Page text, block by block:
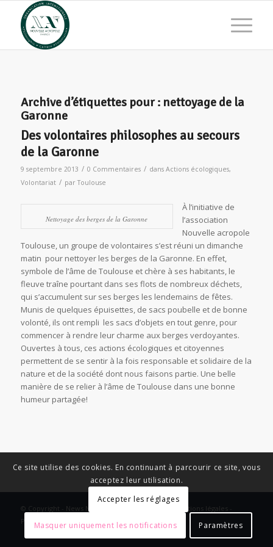
Archive d’étiquettes pour : nettoyage de la
Garonne
Des volontaires philosophes au secours
de la Garonne
9 septembre 2013 / 0 Commentaires / dans Actions écologiques,
Volontariat / parToulouse
Nettoyage des berges de la Garonne
À l’initiative de
l’association
Nouvelle acropole
Toulouse, un groupe de volontaires s’est réuni un dimanche
matin pour nettoyer les berges de la Garonne. En effet,
symbole de l’âme de Toulouse et chère à ses habitants, le
fleuve traîne pourtant dans ses flots de nombreux déchets,
qui s’accumulent sur ses berges les lendemains de fêtes.
Munis de quelques épuisettes, de sacs poubelle et de bonne
volonté, ils ont rempli les sacs d’objets en tout genre, pour
commencer à rendre leur charme aux berges verdoyantes.
Ouvertes à tous, ces actions écologiques et citoyennes
permettent de se sentir à la fois responsable et solidaire de la
nature et de la société dont nous faisons partie. Une belle
manière de se relier à l’âme de Toulouse dans une bonne
humeur partagée!
© Copyright - News Nouvelle Acropole - 2023 - Mentions légales -
Politique de confidentialité
Ce site utilise des cookies. En continuant à parcourir ce site, vous
acceptez leur utilisation.
Accepter les réglages
Masquer uniquement les notifications Paramètres